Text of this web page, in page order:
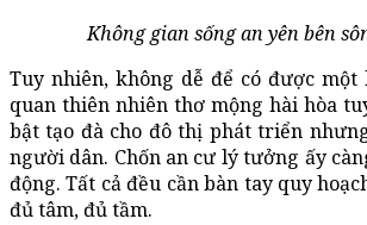
Không gian sống an yên bên
Tuy nhiên, không dễ để có được
quan thiên nhiên thơ mộng hài hòa
bật tạo đà cho đô thị phát triển
người dân. Chốn an cư lý tưởng ấy
động. Tất cả đều cần bàn tay quy
đủ tâm, đủ tầm.